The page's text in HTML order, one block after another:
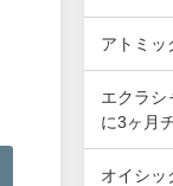
アトミッ
エクラシ
に3ヶ月
オイシッ